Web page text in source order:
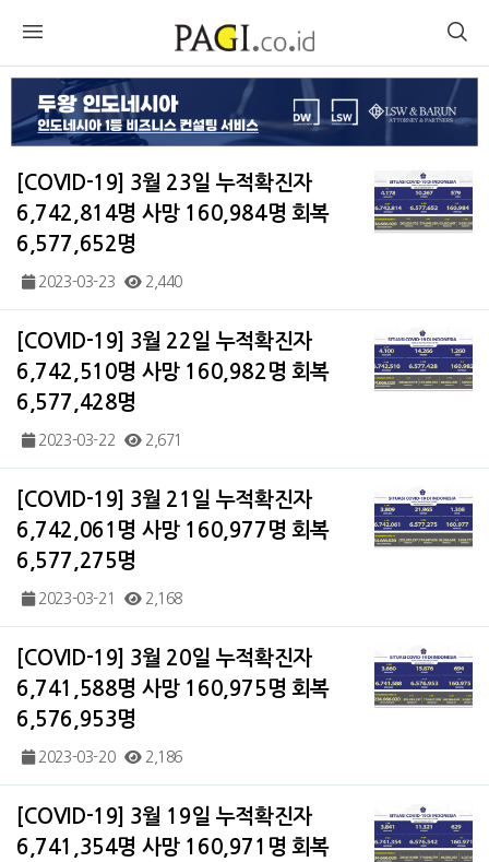
[COVID-19] 3월 23일 누적확진자
6,742,814명 사망 160,984명 회복
6,577,652명
2023-03-23 2,440
[COVID-19] 3월 22일 누적확진자
6,742,510명 사망 160,982명 회복
6,577,428명
2023-03-22 2,671
[COVID-19] 3월 21일 누적확진자
6,742,061명 사망 160,977명 회복
6,577,275명
2023-03-21 2,168
[COVID-19] 3월 20일 누적확진자
6,741,588명 사망 160,975명 회복
6,576,953명
2023-03-20 2,186
[COVID-19] 3월 19일 누적확진자
6,741,354명 사망 160,971명 회복